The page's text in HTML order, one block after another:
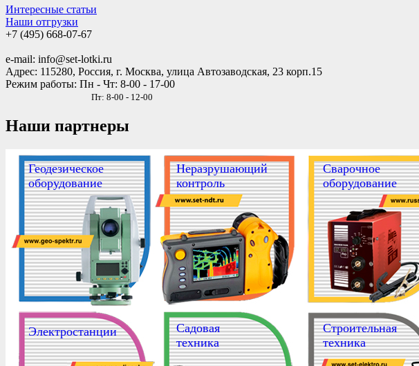
Интересные статьи
Наши отгрузки
+7 (495) 668-07-67
e-mail: info@set-lotki.ru
Адрес: 115280, Россия, г. Москва, улица Автозаводская, 23 корп.15
Режим работы: Пн - Чт: 8-00 - 17-00
Пт: 8-00 - 12-00
Наши партнеры
Геодезическое
оборудование
Неразрушающий
контроль
Сварочное
оборудование
Электростанции
Садовая
техника
Строительная
техника